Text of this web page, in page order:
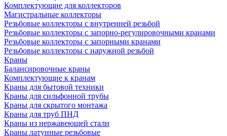
Комплектующие для коллекторов
Магистральные коллекторы
Резьбовые коллекторы с внутренней резьбой
Резьбовые коллекторы с запорно-регулировочными кранами
Резьбовые коллекторы с запорными кранами
Резьбовые коллекторы с наружной резьбой
Краны
Балансировочные краны
Комплектующие к кранам
Краны для бытовой техники
Краны для сильфонной трубы
Краны для скрытого монтажа
Краны для труб ПНД
Краны из нержавеющей стали
Краны латунные резьбовые